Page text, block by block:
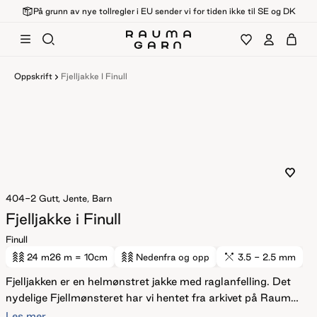
På grunn av nye tollregler i EU sender vi for tiden ikke til SE og DK
Oppskrift Fjelljakke I Finull
404-2 Gutt, Jente, Barn
Fjelljakke i Finull
Finull
24 m26 m = 10cm Nedenfra og opp 3.5 - 2.5 mm
Fjelljakken er en helmønstret jakke med raglanfelling. Det
nydelige Fjellmønsteret har vi hentet fra arkivet på Rauma
Ullvarefabrikk. Fordi mønsterrapportene er så store, er det